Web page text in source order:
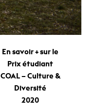
En savoir + sur le
Prix étudiant
COAL – Culture &
Diversité
2020